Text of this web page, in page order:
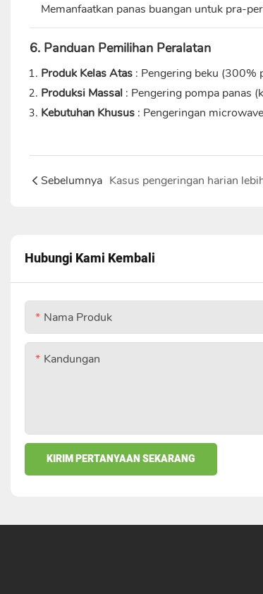
Memanfaatkan panas buangan untuk pra-
6. Panduan Pemilihan Peralatan
Produk Kelas Atas : Pengering beku (300%
Produksi Massal : Pengering pompa panas
Kebutuhan Khusus : Pengeringan
Sebelumnya
Hubungi Kami Kembali
Nama Produk
Kandungan
KIRIM PERTANYAAN SEKARANG